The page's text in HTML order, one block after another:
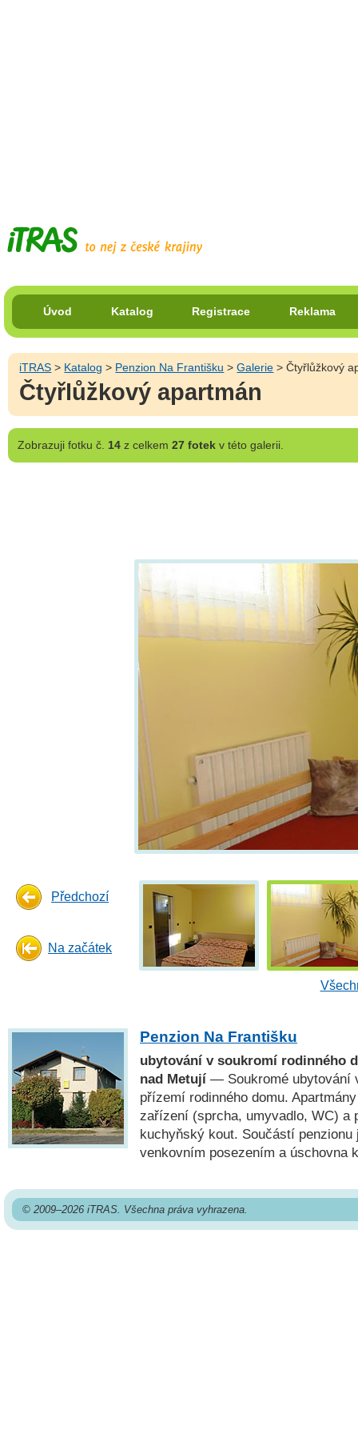
Úvod Katalog Registrace Reklama
iTRAS > Katalog > Penzion Na Františku >Galerie > Čtyřlůžkový
Čtyřlůžkový apartmán
Zobrazujifotku č. 14z celkem 27 fotekv této galerii.
Předchozí
Na začátek
Penzion Na Františku
ubytování v soukromí rodinného
nad Metují — Soukromé ubytování
přízemí rodinného domu.
zařízení (sprcha, umyvadlo, WC) a
kuchyňský kout. Součástí
venkovním posezením a úschovna
© 2009–2026 iTRAS. Všechna práva vyhrazena.